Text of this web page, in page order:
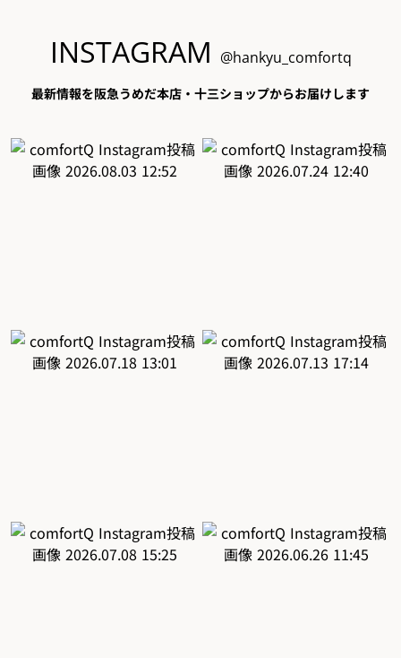
INSTAGRAM @hankyu_comfortq
最新情報を阪急うめだ本店・十三ショップからお届けします